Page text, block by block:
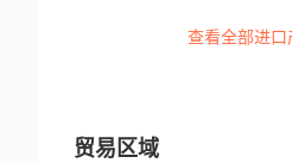
查看全部进口
贸易区域